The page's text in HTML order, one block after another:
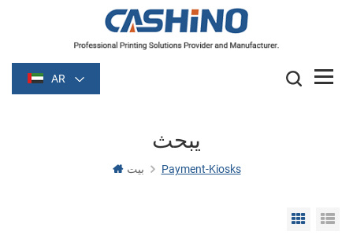
AR
يبحث
بيت Payment-Kiosks
Grid